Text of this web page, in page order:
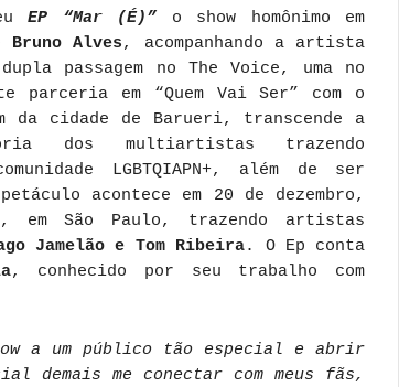
EP “Mar (É)” o show homônimo em
Bruno Alves, acompanhando a artista
passagem no The Voice, uma no
parceria em “Quem Vai Ser” com o
da cidade de Barueri, transcende a
dos multiartistas trazendo
LGBTQIAPN+, além de ser
acontece em 20 de dezembro,
, em São Paulo, trazendo artistas
Jamelão e Tom Ribeira. O Ep conta
, conhecido por seu trabalho com
a um público tão especial e abrir
demais me conectar com meus fãs,